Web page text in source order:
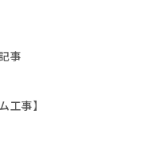
事
工事】